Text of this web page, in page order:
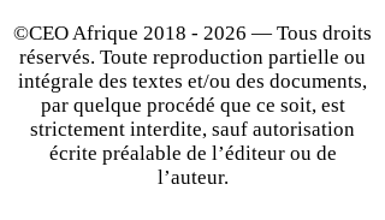
Secteurs porteurs en
©CEO Afrique 2018 - 2026 — Tous droits
réservés. Toute reproduction partielle ou
intégrale des textes et/ou des documents,
par quelque procédé que ce soit, est
strictement interdite, sauf autorisation
écrite préalable de l’éditeur ou de
l’auteur.